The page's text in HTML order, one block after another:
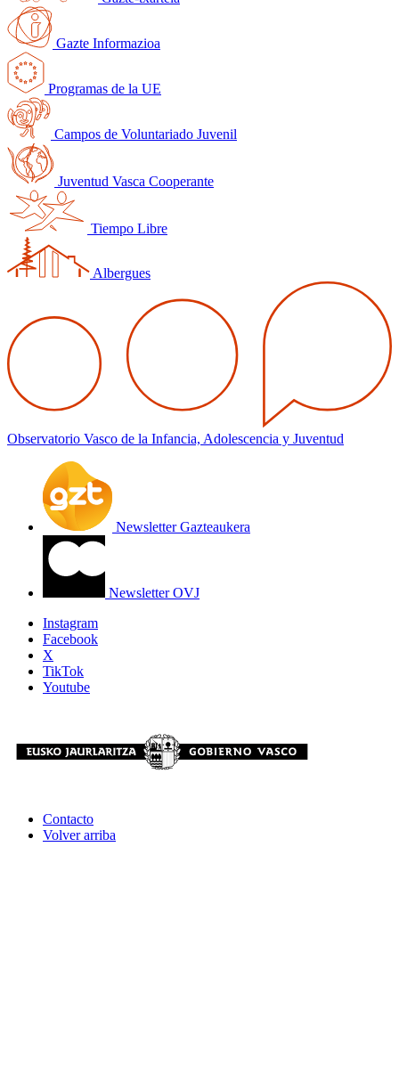
Gazte Informazioa
Programas de la UE
Campos de Voluntariado Juvenil
Juventud Vasca Cooperante
Tiempo Libre
Albergues
Observatorio Vasco de la Infancia, Adolescencia y Juventud
Newsletter Gazteaukera
Newsletter OVJ
Instagram
Facebook
X
TikTok
Youtube
Contacto
Volver arriba